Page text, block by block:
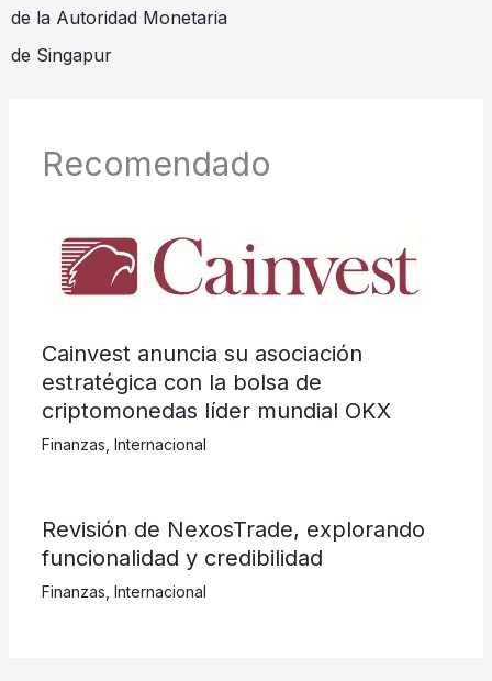
de la Autoridad Monetaria
de Singapur
Recomendado
Cainvest anuncia su asociación
estratégica con la bolsa de
criptomonedas líder mundial OKX
Finanzas Internacional
Revisión de NexosTrade, explorando
funcionalidad y credibilidad
Finanzas Internacional